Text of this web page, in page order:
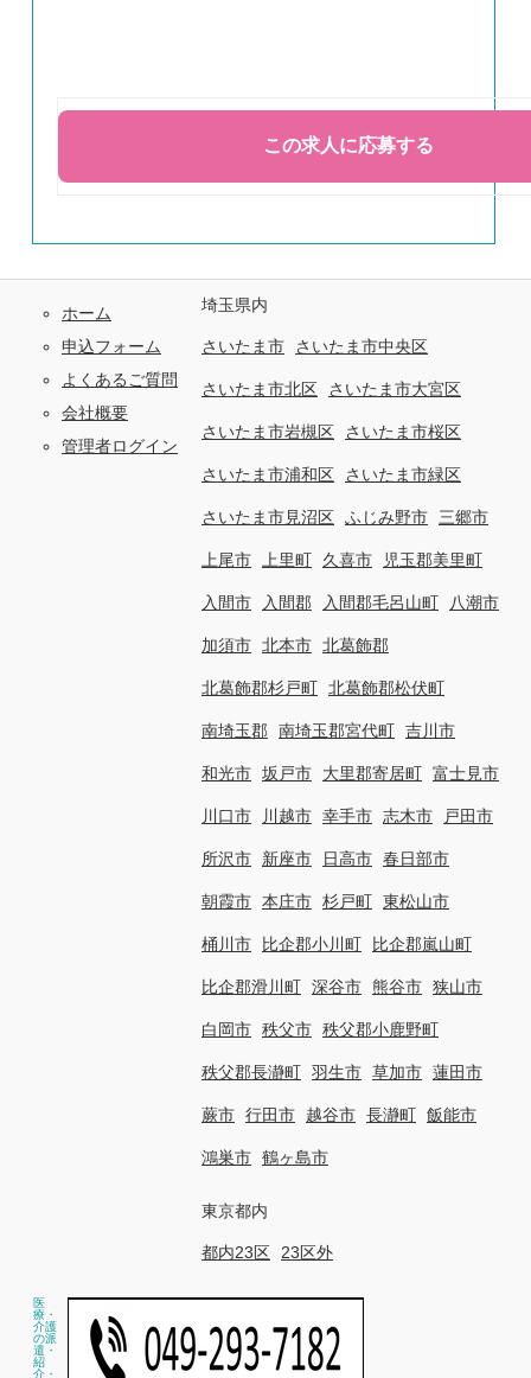
ホーム
申込フォーム
よくあるご質問
会社概要
管理者ログイン
埼玉県内
さいたま市 さいたま市中央区
さいたま市北区 さいたま市大宮区
さいたま市岩槻区 さいたま市桜区
さいたま市浦和区 さいたま市緑区
さいたま市見沼区 ふじみ野市 三郷市
上尾市 上里町 久喜市 児玉郡美里町
入間市 入間郡 入間郡毛呂山町 八潮市
加須市 北本市 北葛飾郡
北葛飾郡杉戸町 北葛飾郡松伏町
南埼玉郡 南埼玉郡宮代町 吉川市
和光市 坂戸市 大里郡寄居町 富士見市
川口市 川越市 幸手市 志木市 戸田市
所沢市 新座市 日高市 春日部市
朝霞市 本庄市 杉戸町 東松山市
桶川市 比企郡小川町 比企郡嵐山町
比企郡滑川町 深谷市 熊谷市 狭山市
白岡市 秩父市 秩父郡小鹿野町
秩父郡長瀞町 羽生市 草加市 蓮田市
蕨市 行田市 越谷市 長瀞町 飯能市
鴻巣市 鶴ヶ島市
東京都内
都内23区 23区外
医
療・
介護
の派
遣・
紹
介・